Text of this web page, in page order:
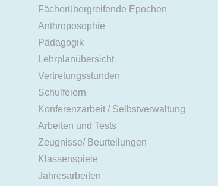
Fächerübergreifende Epochen
Anthroposophie
Pädagogik
Lehrplanübersicht
Vertretungsstunden
Schulfeiern
Konferenzarbeit / Selbstverwaltung
Arbeiten und Tests
Zeugnisse/ Beurteilungen
Klassenspiele
Jahresarbeiten